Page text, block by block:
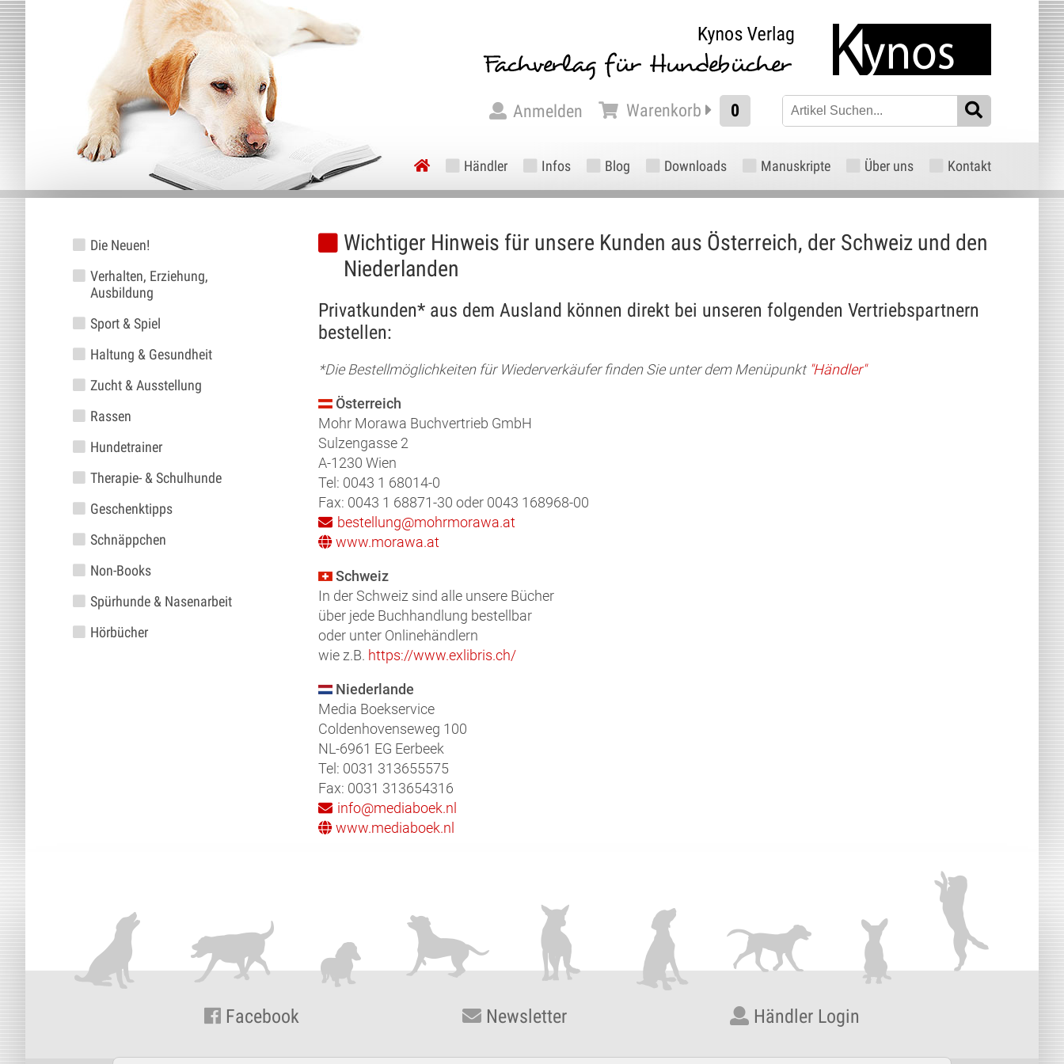
Die Neuen!
Verhalten, Erziehung,
Ausbildung
Sport & Spiel
Haltung & Gesundheit
Zucht & Ausstellung
Rassen
Hundetrainer
Therapie- & Schulhunde
Geschenktipps
Schnäppchen
Non-Books
Spürhunde & Nasenarbeit
Hörbücher
Wichtiger Hinweis für unsere Kunden aus Österreich, der Schweiz und den
Niederlanden
Privatkunden* aus dem Ausland können direkt bei unseren folgenden Vertriebspartnern
bestellen:
*Die Bestellmöglichkeiten für Wiederverkäufer finden Sie unter dem Menüpunkt "Händler"
Österreich
Mohr Morawa Buchvertrieb GmbH
Sulzengasse 2
A-1230 Wien
Tel: 0043 1 68014-0
Fax: 0043 1 68871-30 oder 0043 168968-00
bestellung@mohrmorawa.at
www.morawa.at
Schweiz
In der Schweiz sind alle unsere Bücher
über jede Buchhandlung bestellbar
oder unter Onlinehändlern
wie z.B. https://www.exlibris.ch/
Niederlande
Media Boekservice
Coldenhovenseweg 100
NL-6961 EG Eerbeek
Tel: 0031 313655575
Fax: 0031 313654316
info@mediaboek.nl
www.mediaboek.nl
Facebook Newsletter Händler Login
Anmelden Warenkorb 0
Händler Infos Blog Downloads Manuskripte Über uns Kontakt